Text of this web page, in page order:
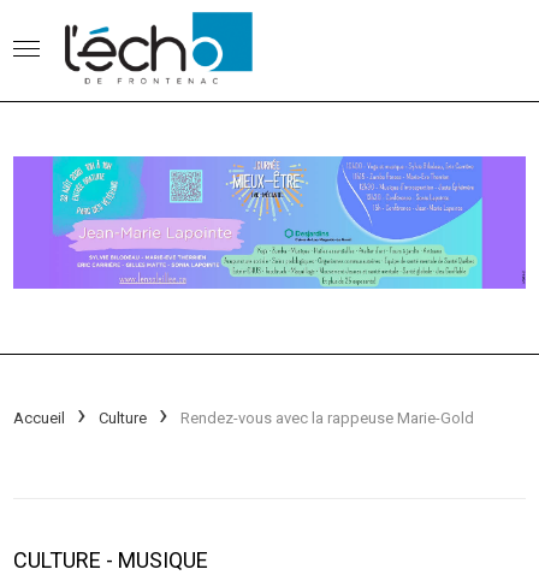
Accueil Culture Rendez-vous avec la rappeuse Marie-Gold
CULTURE - MUSIQUE